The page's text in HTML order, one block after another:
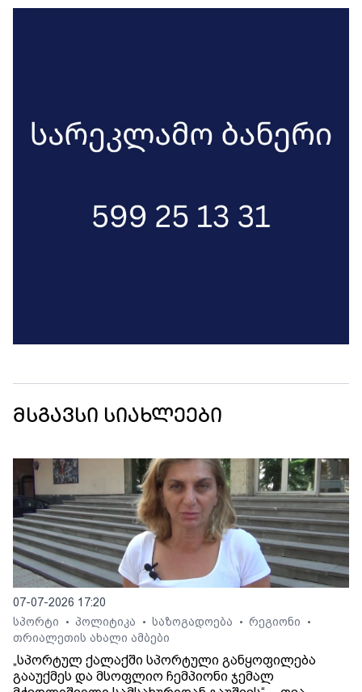
მსგავსი სიახლეები
07-07-2026 17:20
სპორტი
• პოლიტიკა • საზოგადოება • რეგიონი •
თრიალეთის ახალი ამბები
„სპორტულ ქალაქში სპორტული განყოფილება
გააუქმეს და მსოფლიო ჩემპიონი ჯემალ